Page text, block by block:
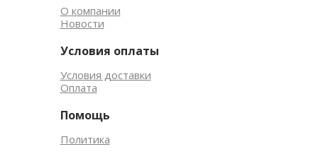
О компании
Новости
Условия оплаты
Условия доставки
Оплата
Помощь
Политика